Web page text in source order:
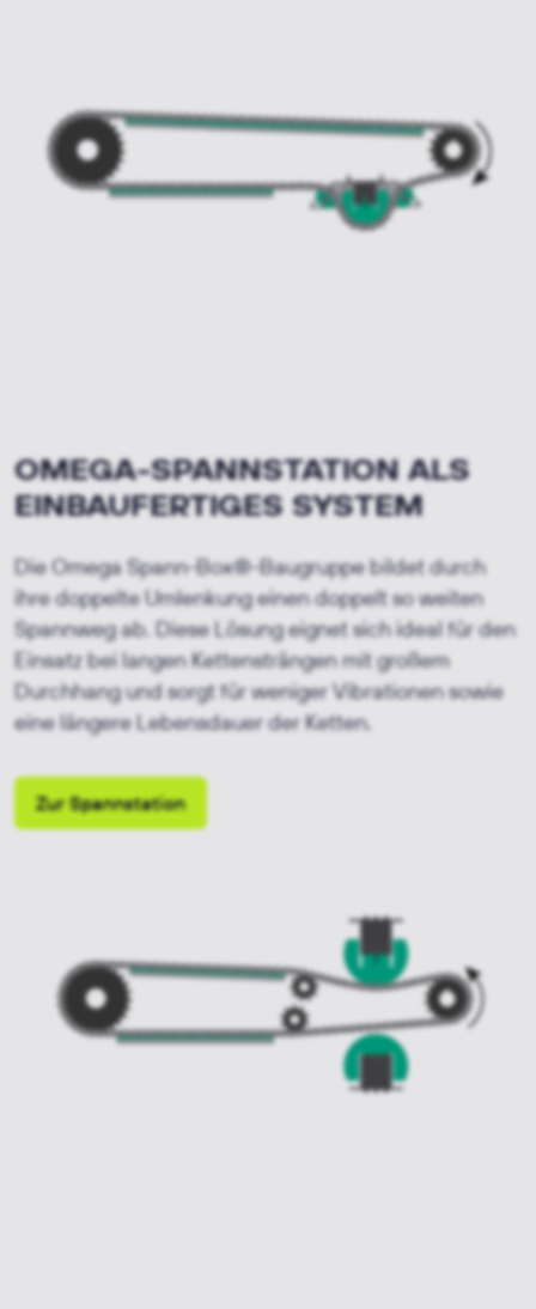
OMEGA-SPANNSTATIONALS
EINBAUFERTIGES SYSTEM
Die Omega Spann-Box®-Baugruppe bildet durch
ihre doppelte Umlenkung einen doppelt so weiten
Spannweg ab. Diese Lösung eignet sich ideal für den
Einsatz bei langen Kettensträngen mit großem
Durchhang und sorgt für weniger Vibrationen sowie
eine längere Lebensdauer der Ketten.
Zur Spannstation